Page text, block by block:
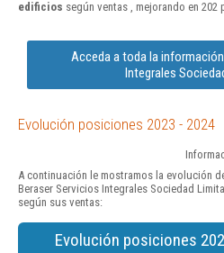
edificios según ventas , mejorando en 202
Acceda a toda la
Integrales
Evolución posiciones 2023 - 2024
A continuación le mostramos la evolución
Beraser Servicios Integrales Sociedad
según sus ventas:
Evolución posiciones